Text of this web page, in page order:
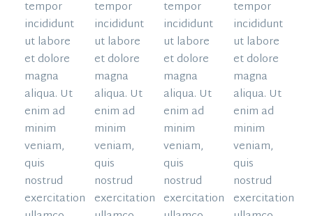
tempor
incididunt
ut labore
et dolore
magna
aliqua. Ut
enim ad
minim
veniam,
quis
nostrud
exercitation
tempor
incididunt
ut labore
et dolore
magna
aliqua. Ut
enim ad
minim
veniam,
quis
nostrud
exercitation
tempor
incididunt
ut labore
et dolore
magna
aliqua. Ut
enim ad
minim
veniam,
quis
nostrud
exercitation
tempor
incididunt
ut labore
et dolore
magna
aliqua. Ut
enim ad
minim
veniam,
quis
nostrud
exercitation